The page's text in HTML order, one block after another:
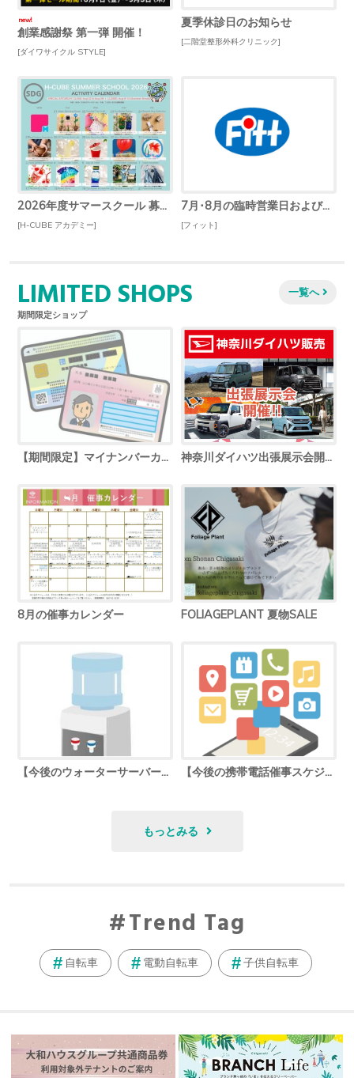
new!
創業感謝祭 第一弾 開催！
[ダイワサイクル STYLE]
夏季休診日のお知らせ
[二階堂整形外科クリニック]
2026年度サマースクール 募集開始！
[H-CUBE アカデミー]
7月･8月の臨時営業日および休業日のお知らせ
[フィット]
LIMITED SHOPS
期間限定ショップ
一覧へ
【期間限定】マイナンバーカード申請コーナー 神奈川ダイハツ出張展示会開催！
8月の催事カレンダー FOLIAGEPLANT 夏物SALE
【今後のウォーターサーバー催事スケジュール】 【今後の携帯電話催事スケジュール】
もっとみる
Trend Tag
自転車 電動自転車 子供自転車